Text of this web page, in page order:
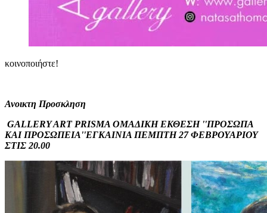
κοινοποιήστε!
Ανοικτη Προσκληση
GALLERY ART PRISMA ΟΜΑΔΙΚΗ ΕΚΘΕΣΗ ''ΠΡΟΣΩΠΑ
ΚΑΙ ΠΡΟΣΩΠΕΙΑ''ΕΓΚΑΙΝΙΑ ΠΕΜΠΤΗ 27 ΦΕΒΡΟΥΑΡΙΟΥ
ΣΤΙΣ 20.00